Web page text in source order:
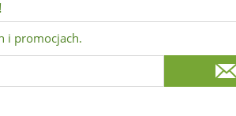
i promocjach.